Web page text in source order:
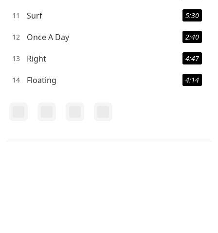
11 Surf 5:30
12 Once A Day 2:40
13 Right 4:47
14 Floating 4:14